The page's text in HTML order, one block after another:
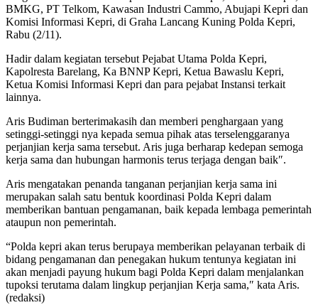
BMKG, PT Telkom, Kawasan Industri Cammo, Abujapi Kepri dan
Komisi Informasi Kepri, di Graha Lancang Kuning Polda Kepri,
Rabu (2/11).
Hadir dalam kegiatan tersebut Pejabat Utama Polda Kepri,
Kapolresta Barelang, Ka BNNP Kepri, Ketua Bawaslu Kepri,
Ketua Komisi Informasi Kepri dan para pejabat Instansi terkait
lainnya.
Aris Budiman berterimakasih dan memberi penghargaan yang
setinggi-setinggi nya kepada semua pihak atas terselenggaranya
perjanjian kerja sama tersebut. Aris juga berharap kedepan semoga
kerja sama dan hubungan harmonis terus terjaga dengan baik″.
Aris mengatakan penanda tanganan perjanjian kerja sama ini
merupakan salah satu bentuk koordinasi Polda Kepri dalam
memberikan bantuan pengamanan, baik kepada lembaga pemerintah
ataupun non pemerintah.
“Polda kepri akan terus berupaya memberikan pelayanan terbaik di
bidang pengamanan dan penegakan hukum tentunya kegiatan ini
akan menjadi payung hukum bagi Polda Kepri dalam menjalankan
tupoksi terutama dalam lingkup perjanjian Kerja sama,″ kata Aris.
(redaksi)